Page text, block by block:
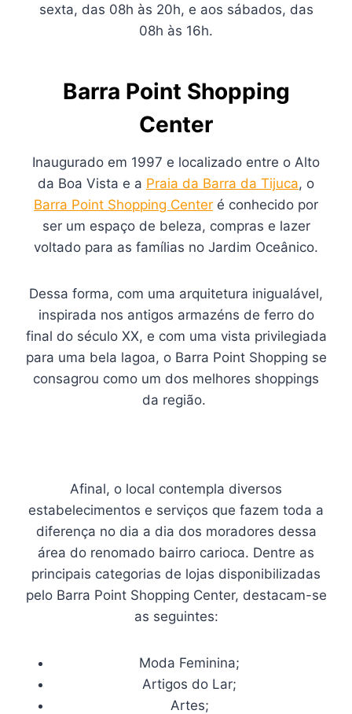
sexta, das 08h às 20h, e aos sábados, das
08h às 16h.
Barra Point Shopping
Center
Inaugurado em 1997 e localizado entre o Alto
da Boa Vista e a Praia da Barra da Tijuca, o
Barra Point Shopping Center é conhecido por
ser um espaço de beleza, compras e lazer
voltado para as famílias no Jardim Oceânico.
Dessa forma, com uma arquitetura inigualável,
inspirada nos antigos armazéns de ferro do
final do século XX, e com uma vista privilegiada
para uma bela lagoa, o Barra Point Shopping se
consagrou como um dos melhores shoppings
da região.
Afinal, o local contempla diversos
estabelecimentos e serviços que fazem toda a
diferença no dia a dia dos moradores dessa
área do renomado bairro carioca. Dentre as
principais categorias de lojas disponibilizadas
pelo Barra Point Shopping Center, destacam-se
as seguintes:
Moda Feminina;
Artigos do Lar;
Artes;